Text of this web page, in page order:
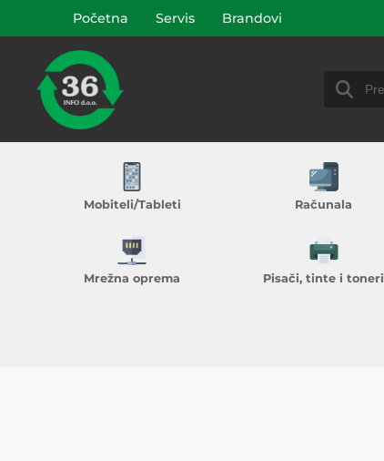
Početna Servis Brandovi
Mobiteli/Tableti Računala
Mrežna oprema Pisači, tinte i toneri